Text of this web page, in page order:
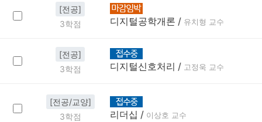
[전공]
3학점
디지털공학개론 / 유치형 교수
[전공]
3학점
디지털신호처리 / 고정욱 교수
[전공/교양]
3학점
리더십 / 이상호 교수